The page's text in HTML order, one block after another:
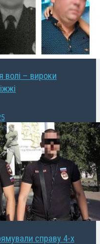
волі – вироки
справу 4-х